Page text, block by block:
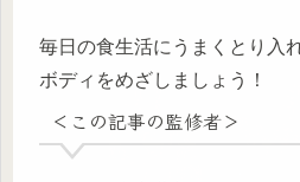
毎日の食生活にうまくとり入
ボディをめざしましょう！
＜この記事の監修者＞